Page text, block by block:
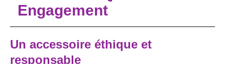
Engagement
Un accessoire éthique et
responsable